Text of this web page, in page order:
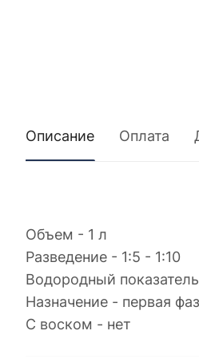
Описание Оплата
Объем - 1 л
Разведение - 1:5 - 1:10
Водородный
Назначение - первая
С воском - нет